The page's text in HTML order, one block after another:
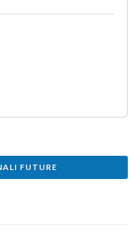
FUTURE